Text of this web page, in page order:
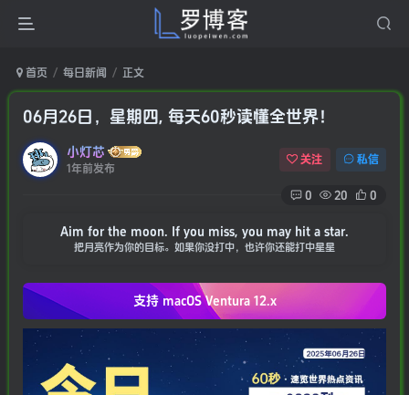
首页 每日新闻 正文
06月26日，星期四, 每天60秒读懂全世界！
小灯芯
1年前发布
关注 私信
0 20 0
Aim for the moon. If you miss, you may hit a star.
把月亮作为你的目标。如果你没打中，也许你还能打中星星
支持 macOSVentura 12.x